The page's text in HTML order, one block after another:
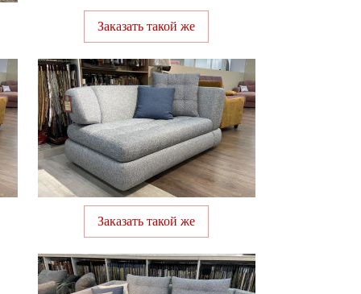
Заказать такой же
Заказать такой же